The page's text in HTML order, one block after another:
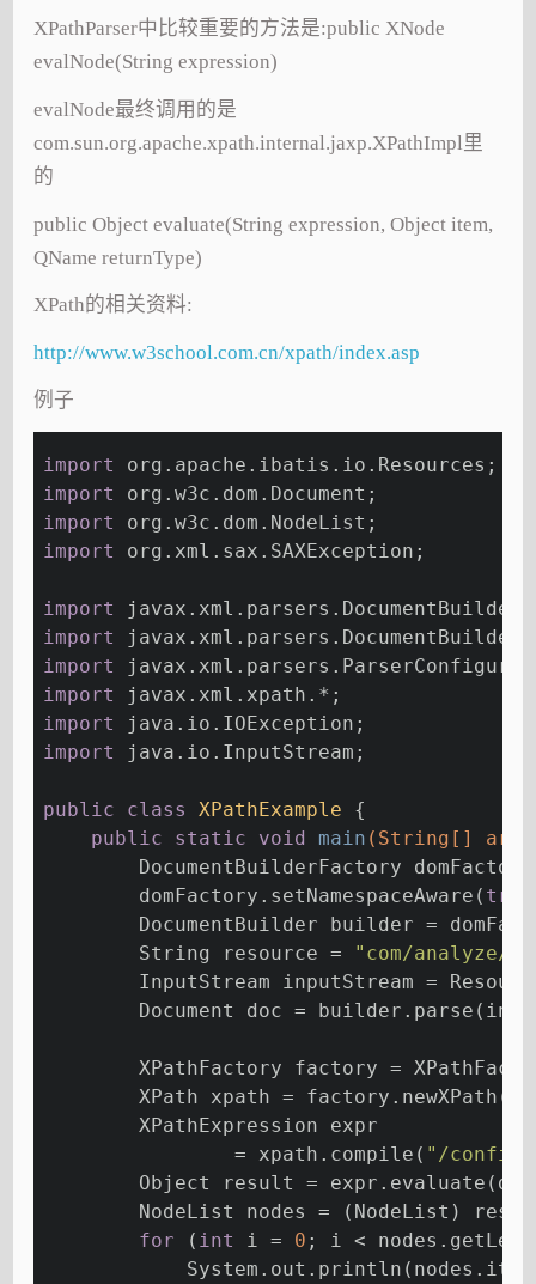
XPathParser中比较重要的方法是:public XNode
evalNode(String expression)
evalNode最终调用的是
com.sun.org.apache.xpath.internal.jaxp.XPathImpl里
的
public Object evaluate(String expression, Object item,
QName returnType)
XPath的相关资料:
http://www.w3school.com.cn/xpath/index.asp
例子
import
org.apache.ibatis.io.Resources;
import
org.w3c.dom.Document;
import
org.w3c.dom.NodeList;
import
org.xml.sax.SAXException;
import
javax.xml.parsers.DocumentBuilder;
import
import
import
javax.xml.xpath.*;
import
java.io.IOException;
import
java.io.InputStream;
public class XPathExample
{
public
static void main (String[]
DocumentBuilderFactory
        domFactory.setNamespaceAware(
true
DocumentBuilder builder =
        String resource =
"com/analyze/
InputStream inputStream =
Document doc =
XPathFactory factory =
        XPath xpath = factory.newXPath();
        XPathExpression expr
                = xpath.compile(
"/
Object result =
NodeList nodes = (NodeList)
for ( int i = 0 ; i <